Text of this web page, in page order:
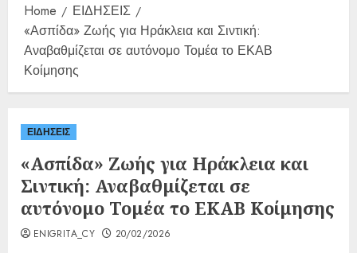
Home
ΕΙΔΗΣΕΙΣ
«Ασπίδα» Ζωής για Ηράκλεια και Σιντική:
Αναβαθμίζεται σε αυτόνομο Τομέα το ΕΚΑΒ
Κοίμησης
ΕΙΔΗΣΕΙΣ
«Ασπίδα» Ζωής για Ηράκλεια και
Σιντική: Αναβαθμίζεται σε
αυτόνομο Τομέα το ΕΚΑΒ Κοίμησης
ENIGRITA_CY 20/02/2026